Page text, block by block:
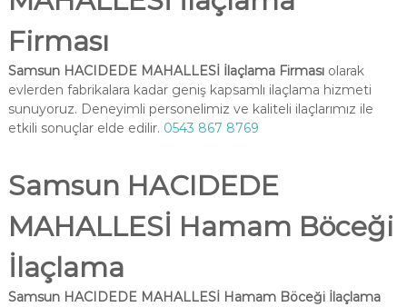
Firması
Samsun HACIDEDE MAHALLESİ İlaçlama Firmasıolarak
evlerden fabrikalara kadar geniş kapsamlı ilaçlama hizmeti
sunuyoruz. Deneyimli personelimiz ve kaliteli ilaçlarımız ile
etkili sonuçlar elde edilir. 0543 867 8769
Samsun HACIDEDE
MAHALLESİ Hamam Böceği
İlaçlama
Samsun HACIDEDE MAHALLESİ Hamam Böceği İlaçlama